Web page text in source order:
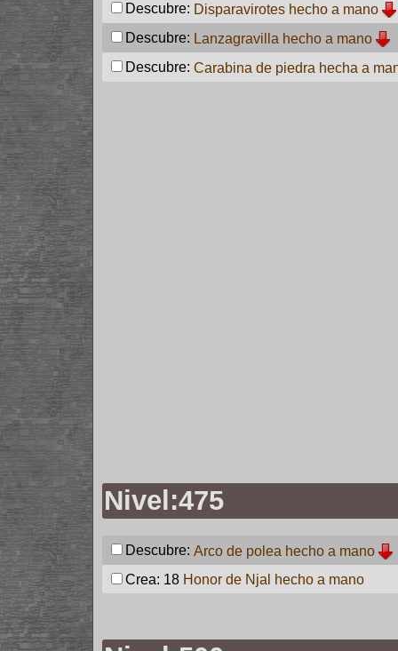
Descubre: Disparavirotes hecho a mano
Descubre: Lanzagravilla hecho a mano
Descubre: Carabina de piedra hecha a
Nivel:475
Descubre: Arco de polea hecho a mano
Crea: 18 Honor de Njal hecho a mano